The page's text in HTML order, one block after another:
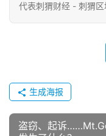
代表刺猬财经 - 刺猬区
生成海报
盗窃、起诉